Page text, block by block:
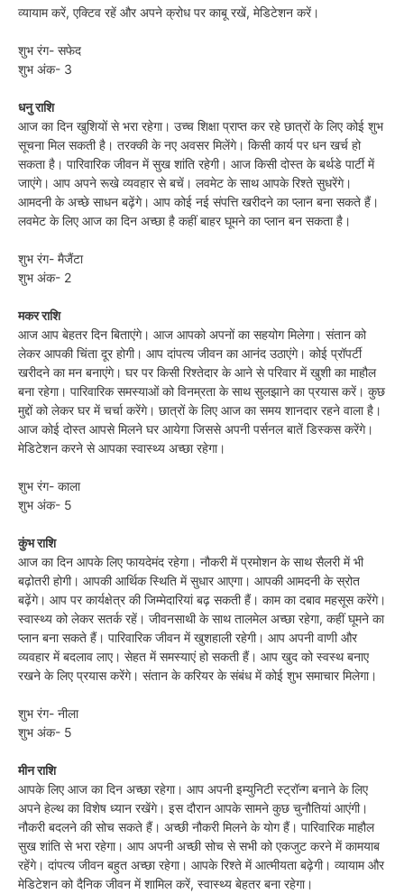
व्यायाम करें, एक्टिव रहें और अपने क्रोध पर काबू रखें, मेडिटेशन करें।
शुभ रंग- सफेद
शुभ अंक- 3
धनु राशि
आज का दिन खुशियों से भरा रहेगा। उच्च शिक्षा प्राप्त कर रहे छात्रों के लिए कोई शुभ
सूचना मिल सकती है। तरक्की के नए अवसर मिलेंगे। किसी कार्य पर धन खर्च हो
सकता है। पारिवारिक जीवन में सुख शांति रहेगी। आज किसी दोस्त के बर्थडे पार्टी में
जाएंगे। आप अपने रूखे व्यवहार से बचें। लवमेट के साथ आपके रिश्ते सुधरेंगे।
आमदनी के अच्छे साधन बढ़ेंगे। आप कोई नई संपत्ति खरीदने का प्लान बना सकते हैं।
लवमेट के लिए आज का दिन अच्छा है कहीं बाहर घूमने का प्लान बन सकता है।
शुभ रंग- मैजैंटा
शुभ अंक- 2
मकर राशि
आज आप बेहतर दिन बिताएंगे। आज आपको अपनों का सहयोग मिलेगा। संतान को
लेकर आपकी चिंता दूर होगी। आप दांपत्य जीवन का आनंद उठाएंगे। कोई प्रॉपर्टी
खरीदने का मन बनाएंगे। घर पर किसी रिश्तेदार के आने से परिवार में खुशी का माहौल
बना रहेगा। पारिवारिक समस्याओं को विनम्रता के साथ सुलझाने का प्रयास करें। कुछ
मुद्दों को लेकर घर में चर्चा करेंगे। छात्रों के लिए आज का समय शानदार रहने वाला है।
आज कोई दोस्त आपसे मिलने घर आयेगा जिससे अपनी पर्सनल बातें डिस्कस करेंगे।
मेडिटेशन करने से आपका स्वास्थ्य अच्छा रहेगा।
शुभ रंग- काला
शुभ अंक- 5
कुंभ राशि
आज का दिन आपके लिए फायदेमंद रहेगा। नौकरी में प्रमोशन के साथ सैलरी में भी
बढ़ोतरी होगी। आपकी आर्थिक स्थिति में सुधार आएगा। आपकी आमदनी के स्रोत
बढ़ेंगे। आप पर कार्यक्षेत्र की जिम्मेदारियां बढ़ सकती हैं। काम का दबाव महसूस करेंगे।
स्वास्थ्य को लेकर सतर्क रहें। जीवनसाथी के साथ तालमेल अच्छा रहेगा, कहीं घूमने का
प्लान बना सकते हैं। पारिवारिक जीवन में खुशहाली रहेगी। आप अपनी वाणी और
व्यवहार में बदलाव लाए। सेहत में समस्याएं हो सकती हैं। आप खुद को स्वस्थ बनाए
रखने के लिए प्रयास करेंगे। संतान के करियर के संबंध में कोई शुभ समाचार मिलेगा।
शुभ रंग- नीला
शुभ अंक- 5
मीन राशि
आपके लिए आज का दिन अच्छा रहेगा। आप अपनी इम्युनिटी स्ट्रॉन्ग बनाने के लिए
अपने हेल्थ का विशेष ध्यान रखेंगे। इस दौरान आपके सामने कुछ चुनौतियां आएंगी।
नौकरी बदलने की सोच सकते हैं। अच्छी नौकरी मिलने के योग हैं। पारिवारिक माहौल
सुख शांति से भरा रहेगा। आप अपनी अच्छी सोच से सभी को एकजुट करने में कामयाब
रहेंगे। दांपत्य जीवन बहुत अच्छा रहेगा। आपके रिश्ते में आत्मीयता बढ़ेगी। व्यायाम और
मेडिटेशन को दैनिक जीवन में शामिल करें, स्वास्थ्य बेहतर बना रहेगा।